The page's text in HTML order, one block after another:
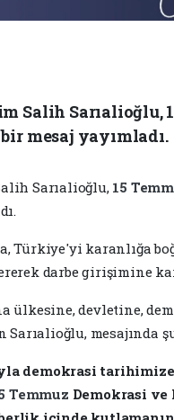
Salih
mesaj yayımladı.
Sarıalioğlu,15
Türkiye'yi karanlığa
darbe girişimine
ülkesine, devletine,
Sarıalioğlu, mesajında
demokrasi
Temmuz Demokrasi